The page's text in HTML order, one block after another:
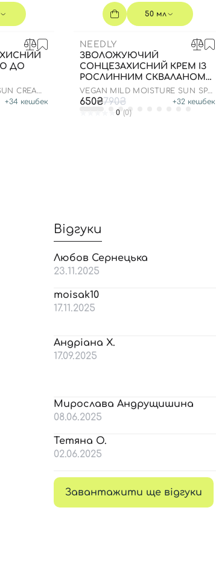
ДО
CREAM
+34 кешбек
50 мл
NEEDLY
ЗВОЛОЖУЮЧИЙ
СОНЦЕЗАХИСНИЙ КРЕМ ІЗ
РОСЛИННИМ СКВАЛАНОМ
ДО 23.03.2027 50 МЛ
VEGAN MILD MOISTURE SUN SPF
50+ PA++++
650₴790₴ +32 кешбек
0 (0)
Відгуки
Любов Сернецька
23.11.2025
moisak10
17.11.2025
Андріана Х.
17.09.2025
Мирослава Андрущишина
08.06.2025
Тетяна О.
02.06.2025
Завантажити ще відгуки